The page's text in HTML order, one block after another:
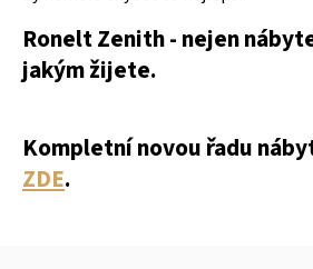
Ronelt Zenith - nejen
jakým žijete.
Kompletní novou řadu
ZDE.